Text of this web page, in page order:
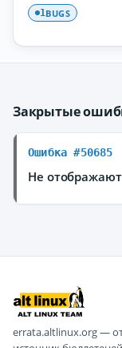
1BUGS
Закрытые
Ошибка #50685
Не
errata.altlinux.org —